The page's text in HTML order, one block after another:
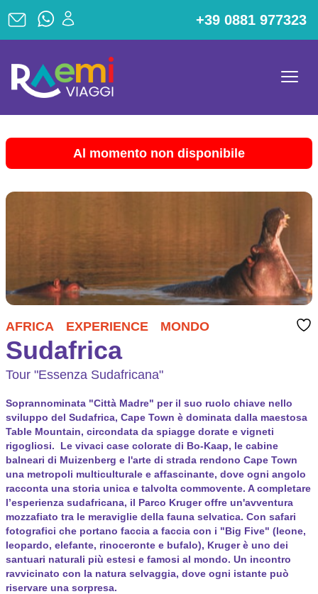
+39 0881 977323
Al momento non disponibile
AFRICA EXPERIENCE MONDO
Sudafrica
Tour "Essenza Sudafricana"
Soprannominata "Città Madre" per il suo ruolo chiave nello
sviluppo del Sudafrica, Cape Town è dominata dalla maestosa
Table Mountain, circondata da spiagge dorate e vigneti
rigogliosi. Le vivaci case colorate di Bo-Kaap, le cabine
balneari di Muizenberg e l'arte di strada rendono Cape Town
una metropoli multiculturale e affascinante, dove ogni angolo
racconta una storia unica e talvolta commovente. A completare
l’esperienza sudafricana, il Parco Krugeroffre un'avventura
mozzafiato tra le meraviglie della fauna selvatica. Con safari
fotografici che portano faccia a faccia con i "Big Five" (leone,
leopardo, elefante, rinoceronte e bufalo), Kruger è uno dei
santuari naturali più estesi e famosi al mondo. Un incontro
ravvicinato con la natura selvaggia, dove ogni istante può
riservare una sorpresa.